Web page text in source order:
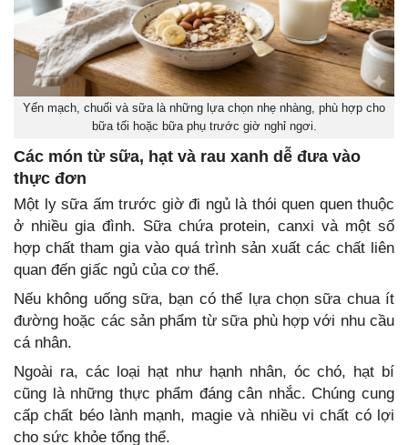
Yến mạch, chuối và sữa là những lựa chọn nhẹ nhàng, phù hợp cho
bữa tối hoặc bữa phụ trước giờ nghỉ ngơi.
Các món từ sữa, hạt và rau xanh dễ đưa vào
thực đơn
Một ly sữa ấm trước giờ đi ngủ là thói quen quen thuộc
ở nhiều gia đình. Sữa chứa protein, canxi và một số
hợp chất tham gia vào quá trình sản xuất các chất liên
quan đến giấc ngủ của cơ thể.
Nếu không uống sữa, bạn có thể lựa chọn sữa chua ít
đường hoặc các sản phẩm từ sữa phù hợp với nhu cầu
cá nhân.
Ngoài ra, các loại hạt như hạnh nhân, óc chó, hạt bí
cũng là những thực phẩm đáng cân nhắc. Chúng cung
cấp chất béo lành mạnh, magie và nhiều vi chất có lợi
cho sức khỏe tổng thể.